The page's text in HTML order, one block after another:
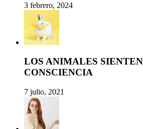
3 febrero, 2024
LOS ANIMALES
CONSCIENCIA
7 julio, 2021